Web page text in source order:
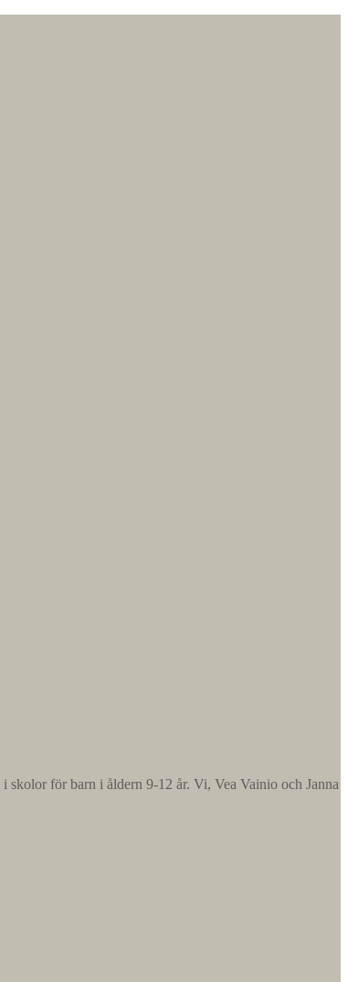
skolor för barn i åldern 9-12 år. Vi, Vea Vainio och Janna